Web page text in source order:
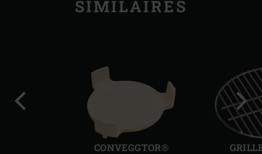
SIMILAIRES
CONVEGGTOR®